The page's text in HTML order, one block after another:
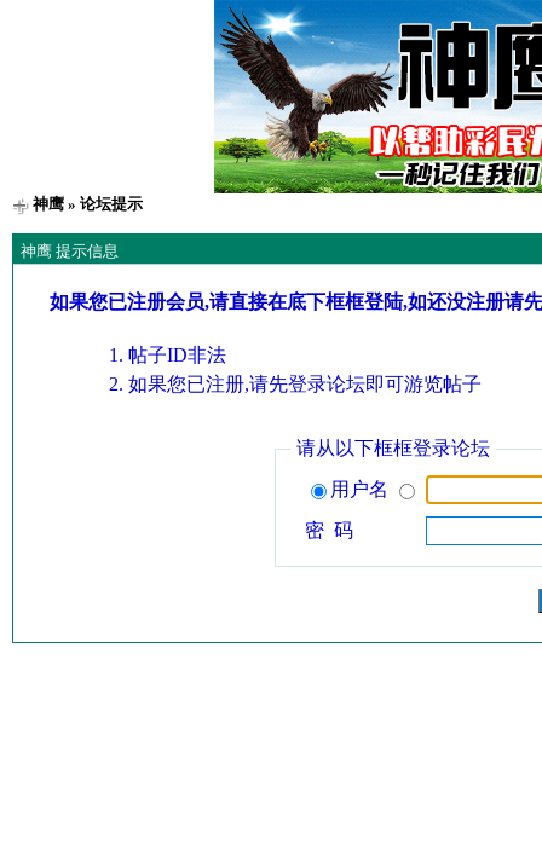
神鹰» 论坛提示
神鹰 提示信息
如果您已注册会员,请直接在底下框框登陆,如还没注册请
帖子ID非法
如果您已注册,请先登录论坛即可游览帖子
请从以下框框登录论坛
用户名
密 码